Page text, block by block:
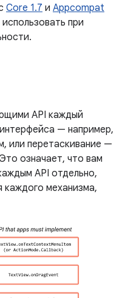
Core 1.7 и Appcompat
при
API каждый
— например,
или перетаскивание —
означает, что вам
API отдельно,
каждого механизма,